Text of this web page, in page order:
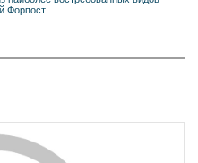
Форпост.